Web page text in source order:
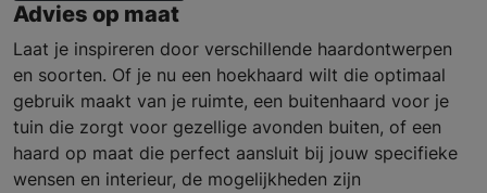
Advies op maat
Laat je inspireren door verschillende haardontwerpen
en soorten. Of je nu een hoekhaard wilt die optimaal
gebruik maakt van je ruimte, een buitenhaard voor je
tuin die zorgt voor gezellige avonden buiten, of een
haard op maat die perfect aansluit bij jouw specifieke
wensen en interieur, de mogelijkheden zijn